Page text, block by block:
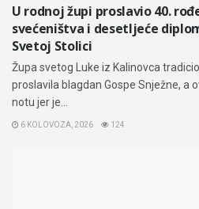
U rodnoj župi proslavio 40.
svećeništva i desetljeće
Svetoj Stolici
Župa svetog Luke iz Kalinovca
proslavila blagdan Gospe Snježne, a
notu jer je...
6 KOLOVOZA, 2026 124